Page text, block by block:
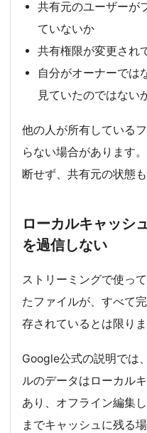
共有元のユーザーが
ていないか
共有権限が変更され
自分がオーナーでは
見ていたのではない
他の人が所有している
らない場合があります
断せず、共有元の状態
ローカルキャッシ
を過信しない
ストリーミングで使っ
たファイルが、すべて
存されているとは限りま
Google公式の説明では
ルのデータはローカル
あり、オフライン編集
までキャッシュに残る